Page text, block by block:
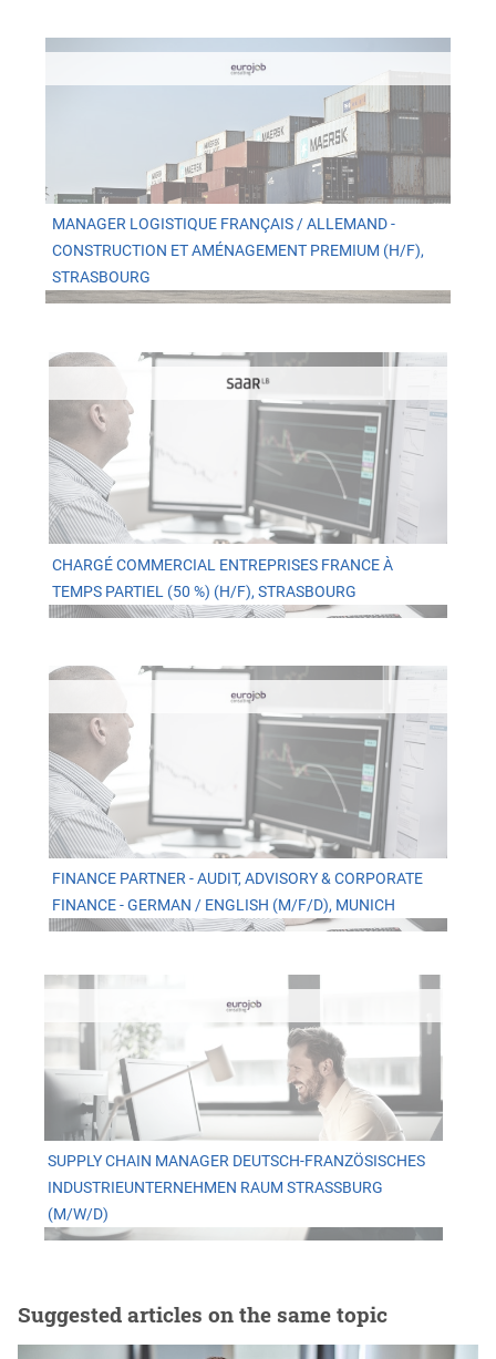
MANAGER LOGISTIQUE FRANÇAIS / ALLEMAND -
CONSTRUCTION ET AMÉNAGEMENT PREMIUM (H/F),
STRASBOURG
CHARGÉ COMMERCIAL ENTREPRISES FRANCE À
TEMPS PARTIEL (50 %) (H/F), STRASBOURG
FINANCE PARTNER - AUDIT, ADVISORY & CORPORATE
FINANCE - GERMAN / ENGLISH (M/F/D), MUNICH
SUPPLY CHAIN MANAGER DEUTSCH-FRANZÖSISCHES
INDUSTRIEUNTERNEHMEN RAUM STRASSBURG (
M/W/D)
Suggested articles on the same topic